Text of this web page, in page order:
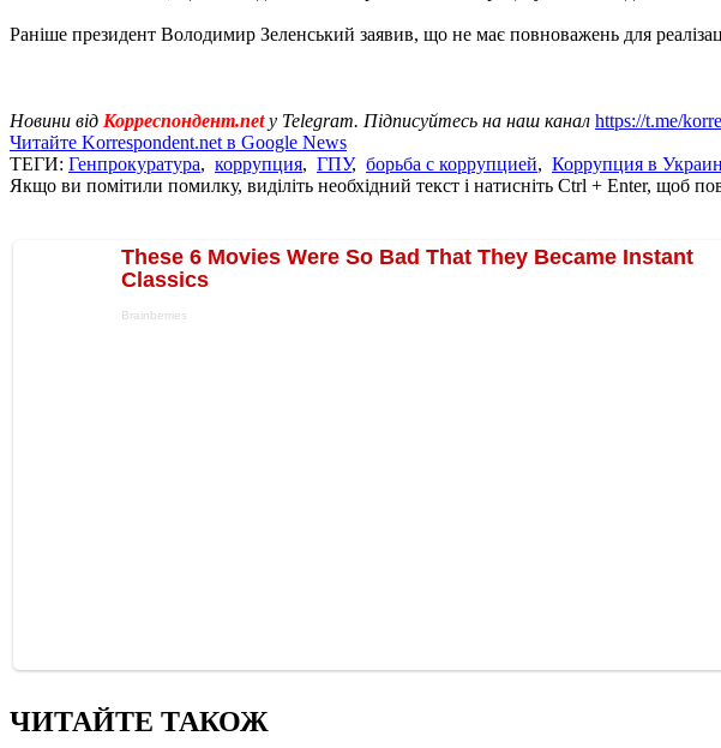
Раніше президент Володимир Зеленський заявив, що не має повноважень для
Новини від Корреспондент.net у Telegram. Підписуйтесь на наш канал https://t.me/
Читайте Korrespondent.net в Google News
ТЕГИ: Генпрокуратура, коррупция, ГПУ, борьба с коррупцией, Коррупция в
Якщо ви помітили помилку, виділіть необхідний текст і натисніть Ctrl + Enter, щоб
ЧИТАЙТЕ ТАКОЖ